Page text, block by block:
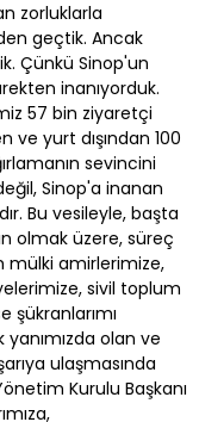
zorluklarla
geçtik. Ancak
Çünkü Sinop'un
inanıyorduk.
57 bin ziyaretçi
ve yurt dışından 100
sevincini
Sinop'a inanan
Bu vesileyle, başta
olmak üzere, süreç
amirlerimize,
sivil toplum
şükranlarımı
olan ve
ulaşmasında
Kurulu Başkanı